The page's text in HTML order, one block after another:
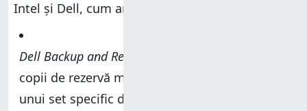
Intel și Dell, cum ar fi:
Dell Backup and Recovery
copii de rezervă manuale ale sistemului ori ale
unui set specific de date. Dacă vreți realizarea